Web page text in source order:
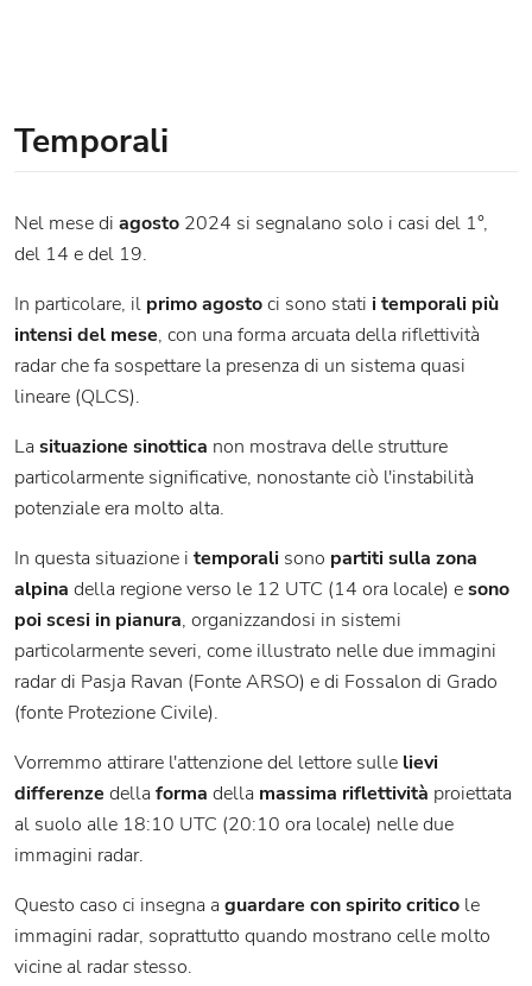
Temporali
Nel mese di agosto 2024 si segnalano solo i casi del 1°,
del 14 e del 19.
In particolare, il primo agostoci sono stati i temporali più
intensi del mese, con una forma arcuata della riflettività
radar che fa sospettare la presenza di un sistema quasi
lineare (QLCS).
La situazione sinottica non mostrava delle strutture
particolarmente significative, nonostante ciò l'instabilità
potenziale era molto alta.
In questa situazione i temporali sono partiti sulla zona
alpina della regione verso le 12 UTC (14 ora locale) esono
poi scesi in pianura, organizzandosi in sistemi
particolarmente severi, come illustrato nelle due immagini
radar di Pasja Ravan (Fonte ARSO) e di Fossalon di Grado
(fonte Protezione Civile).
Vorremmo attirare l'attenzione del lettore sulle lievi
differenze della forma della massima riflettività proiettata
al suolo alle 18:10 UTC (20:10 ora locale) nelle due
immagini radar.
Questo caso ci insegna a guardare con spirito critico le
immagini radar, soprattutto quando mostrano celle molto
vicine al radar stesso.